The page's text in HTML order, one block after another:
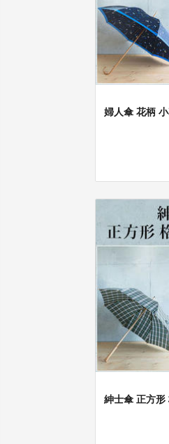
婦人傘 花柄
紳士傘 正方形